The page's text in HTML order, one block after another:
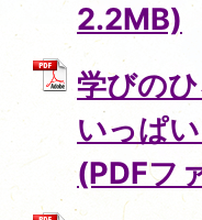
2.2MB)
学びの
いっぱ
(PDFフ